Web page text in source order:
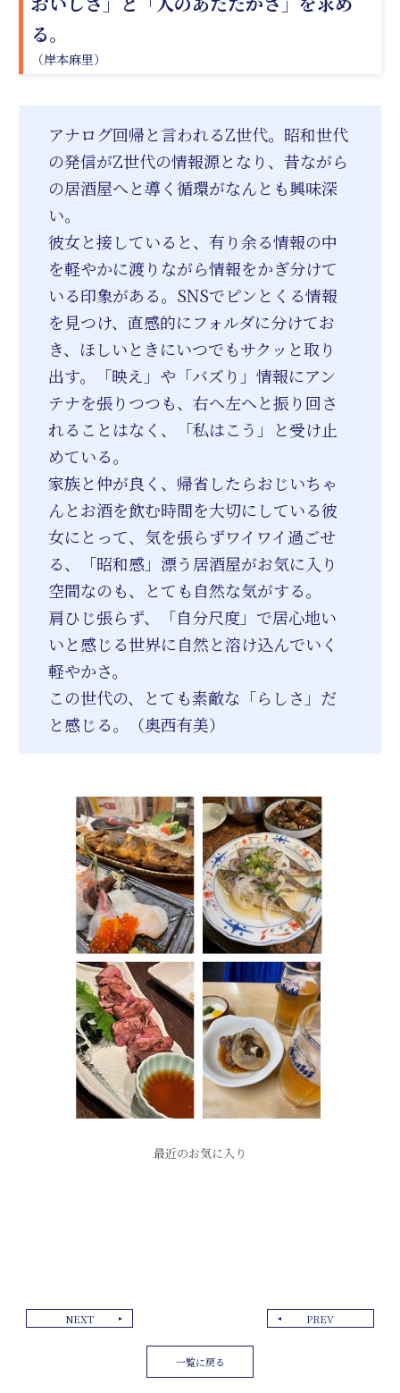
る。
（岸本麻里）
アナログ回帰と言われるZ世代。昭和世代
の発信がZ世代の情報源となり、昔ながら
の居酒屋へと導く循環がなんとも興味深
い。
彼女と接していると、有り余る情報の中
を軽やかに渡りながら情報をかぎ分けて
いる印象がある。SNSでピンとくる情報
を見つけ、直感的にフォルダに分けてお
き、ほしいときにいつでもサクッと取り
出す。「映え」や「バズり」情報にアン
テナを張りつつも、右へ左へと振り回さ
れることはなく、「私はこう」と受け止
めている。
家族と仲が良く、帰省したらおじいちゃ
んとお酒を飲む時間を大切にしている彼
女にとって、気を張らずワイワイ過ごせ
る、「昭和感」漂う居酒屋がお気に入り
空間なのも、とても自然な気がする。
肩ひじ張らず、「自分尺度」で居心地い
いと感じる世界に自然と溶け込んでいく
軽やかさ。
この世代の、とても素敵な「らしさ」だ
と感じる。（奥西有美）
最近のお気に入り
NEXT PREV
一覧に戻る